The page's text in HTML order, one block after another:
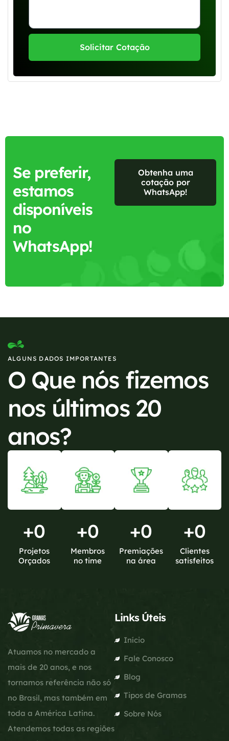
Solicitar Cotação
Se preferir,
estamos
disponíveis
no
WhatsApp!
Obtenha uma
cotação por
WhatsApp!
ALGUNS DADOS IMPORTANTES
O Que nós fizemos
nos últimos 20
anos?
+0
Projetos
Orçados
+0
Membros
no time
+0
Premiações
na área
+0
Clientes
satisfeitos
Atuamos no mercado a
mais de 20 anos, e nos
tornamos referência não só
no Brasil, mas também em
toda a América Latina.
Atendemos todas as regiões
Links Úteis
Início
Fale Conosco
Blog
Tipos de Gramas
Sobre Nós